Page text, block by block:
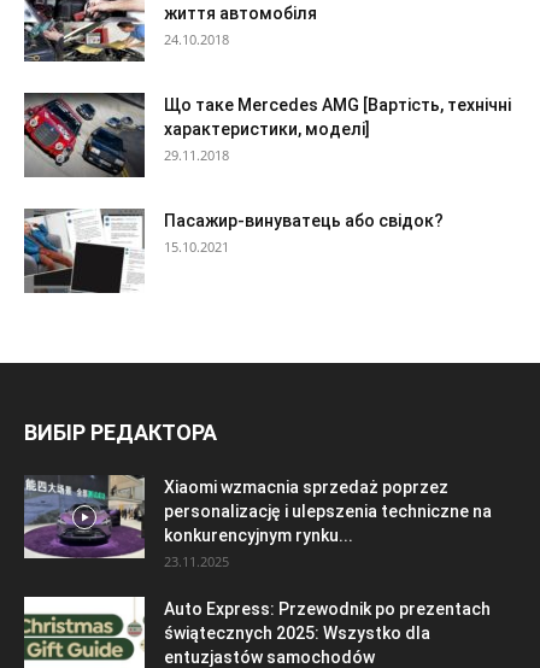
життя автомобіля
24.10.2018
Що таке Mercedes AMG [Вартість, технічні
характеристики, моделі]
29.11.2018
Пасажир-винуватець або свідок?
15.10.2021
ВИБІР РЕДАКТОРА
Xiaomi wzmacnia sprzedaż poprzez
personalizację i ulepszenia techniczne na
konkurencyjnym rynku...
23.11.2025
Auto Express: Przewodnik po prezentach
świątecznych 2025: Wszystko dla
entuzjastów samochodów